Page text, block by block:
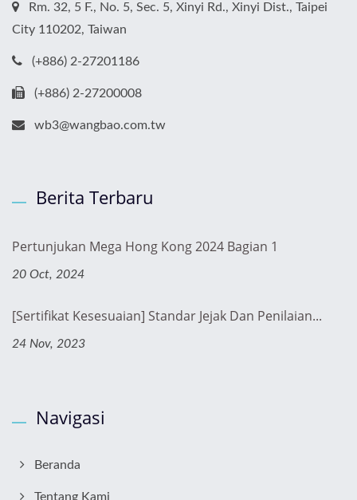
Rm. 32, 5 F., No. 5, Sec. 5, Xinyi Rd., Xinyi Dist., Taipei
City 110202, Taiwan
(+886) 2-27201186
(+886) 2-27200008
wb3@wangbao.com.tw
Berita Terbaru
Pertunjukan Mega Hong Kong 2024 Bagian 1
20 Oct, 2024
[Sertifikat Kesesuaian] Standar Jejak Dan Penilaian...
24 Nov, 2023
Navigasi
Beranda
Tentang Kami